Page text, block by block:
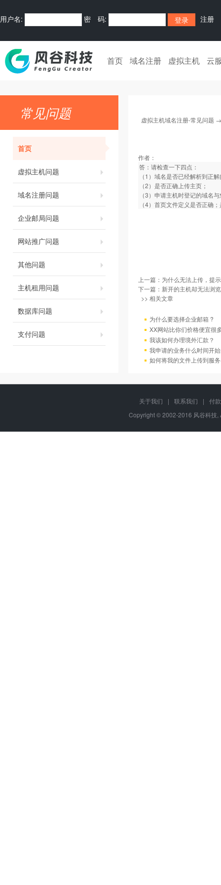
用户名: 密 码: 注册
首页 域名注册 虚拟主机 云
常见问题
首页
虚拟主机问题
域名注册问题
企业邮局问题
网站推广问题
其他问题
主机租用问题
数据库问题
支付问题
虚拟主机域名注册-常见问题
作者：
答：请检查一下四点：
（1）域名是否已经解析到正
（2）是否正确上传主页；
（3）申请主机时登记的域名
（4）首页文件定义是否正确
上一篇： 为什么无法上传，提
下一篇： 新开的主机却无法浏
>> 相关文章
为什么要选择企业邮箱 ?
XX网站比你们价格便宜很
我该如何办理境外汇款？
我申请的业务什么时间开
如何将我的文件上传到服
关于我们 | 联系我们 |
付
Copyright © 2002-2016 风谷科